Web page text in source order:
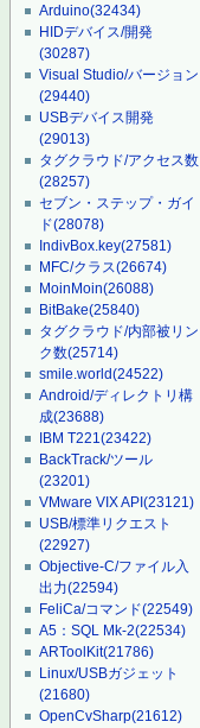
Arduino(32434)
HIDデバイス/開発
(30287)
Visual Studio/バージョン
(29440)
USBデバイス開発
(29013)
タグクラウド/アクセス数
(28257)
セブン・ステップ・ガイ
ド(28078)
IndivBox.key(27581)
MFC/クラス(26674)
MoinMoin(26088)
BitBake(25840)
タグクラウド/内部被リン
ク数(25714)
smile.world(24522)
Android/ディレクトリ構
成(23688)
IBM T221(23422)
BackTrack/ツール
(23201)
VMware VIX API(23121)
USB/標準リクエスト
(22927)
Objective-C/ファイル入
出力(22594)
FeliCa/コマンド(22549)
A5：SQL Mk-2(22534)
ARToolKit(21786)
Linux/USBガジェット
(21680)
OpenCvSharp(21612)